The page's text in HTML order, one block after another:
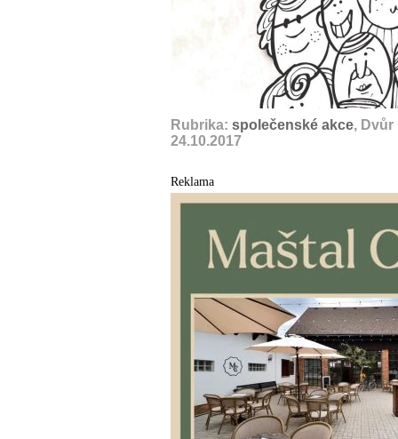
Rubrika: společenské akce, Dvůr
24.10.2017
Reklama